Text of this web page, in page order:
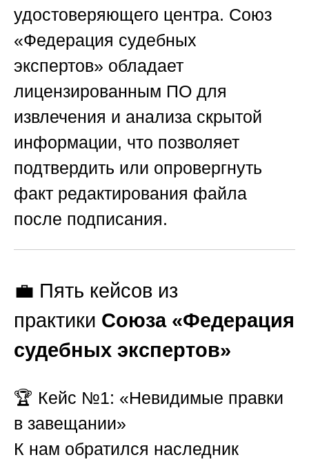
удостоверяющего центра. Союз
«Федерация судебных
экспертов» обладает
лицензированным ПО для
извлечения и анализа скрытой
информации, что позволяет
подтвердить или опровергнуть
факт редактирования файла
после подписания.
💼 Пять кейсов из
практики Союза «Федерация
судебных экспертов»
🏆 Кейс №1: «Невидимые правки
в завещании»
К нам обратился наследник